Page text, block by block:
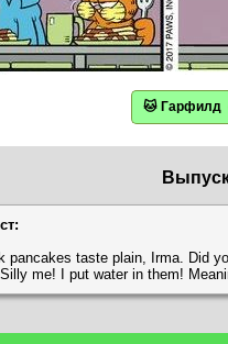
🐱 Гарфилд
pancakes taste plain, Irma. Did
me! I put water in them!